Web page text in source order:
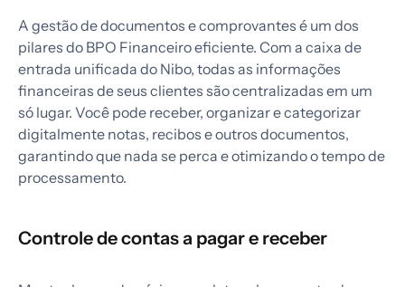
A gestão de documentos e comprovantes é um dos
pilares do BPO Financeiro eficiente. Com a caixa de
entrada unificada do Nibo, todas as informações
financeiras de seus clientes são centralizadas em um
só lugar. Você pode receber, organizar e categorizar
digitalmente notas, recibos e outros documentos,
garantindo que nada se perca e otimizando o tempo de
processamento.
Controle de contas a pagar e receber